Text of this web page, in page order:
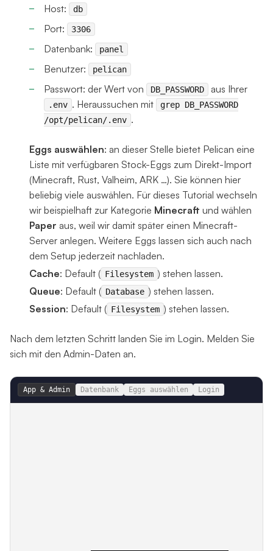
Host:
db
Port: 3306
Datenbank: panel
Benutzer: pelican
Passwort: der Wert von DB_PASSWORD aus Ihrer
.env . Heraussuchen mit
grep DB_PASSWORD
/opt/pelican/.env .
Eggs auswählen: an dieser Stelle bietet Pelican eine
Liste mit verfügbaren Stock-Eggs zum Direkt-Import
(Minecraft, Rust, Valheim, ARK …). Sie können hier
beliebig viele auswählen. Für dieses Tutorial wechseln
wir beispielhaft zur Kategorie Minecraft und wählen
Paper aus, weil wir damit später einen Minecraft-
Server anlegen. Weitere Eggs lassen sich auch nach
dem Setup jederzeit nachladen.
Cache: Default ( Filesystem ) stehen lassen.
Queue: Default ( Database ) stehen lassen.
Session: Default ( Filesystem ) stehen lassen.
Nach dem letzten Schritt landen Sie im Login. Melden Sie
sich mit den Admin-Daten an.
App & Admin Datenbank Eggs auswählen Login